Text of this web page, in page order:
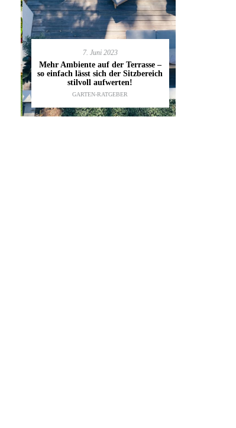
7. Juni 2023
Mehr Ambiente auf der Terrasse –
so einfach lässt sich der Sitzbereich
stilvoll aufwerten!
GARTEN-RATGEBER